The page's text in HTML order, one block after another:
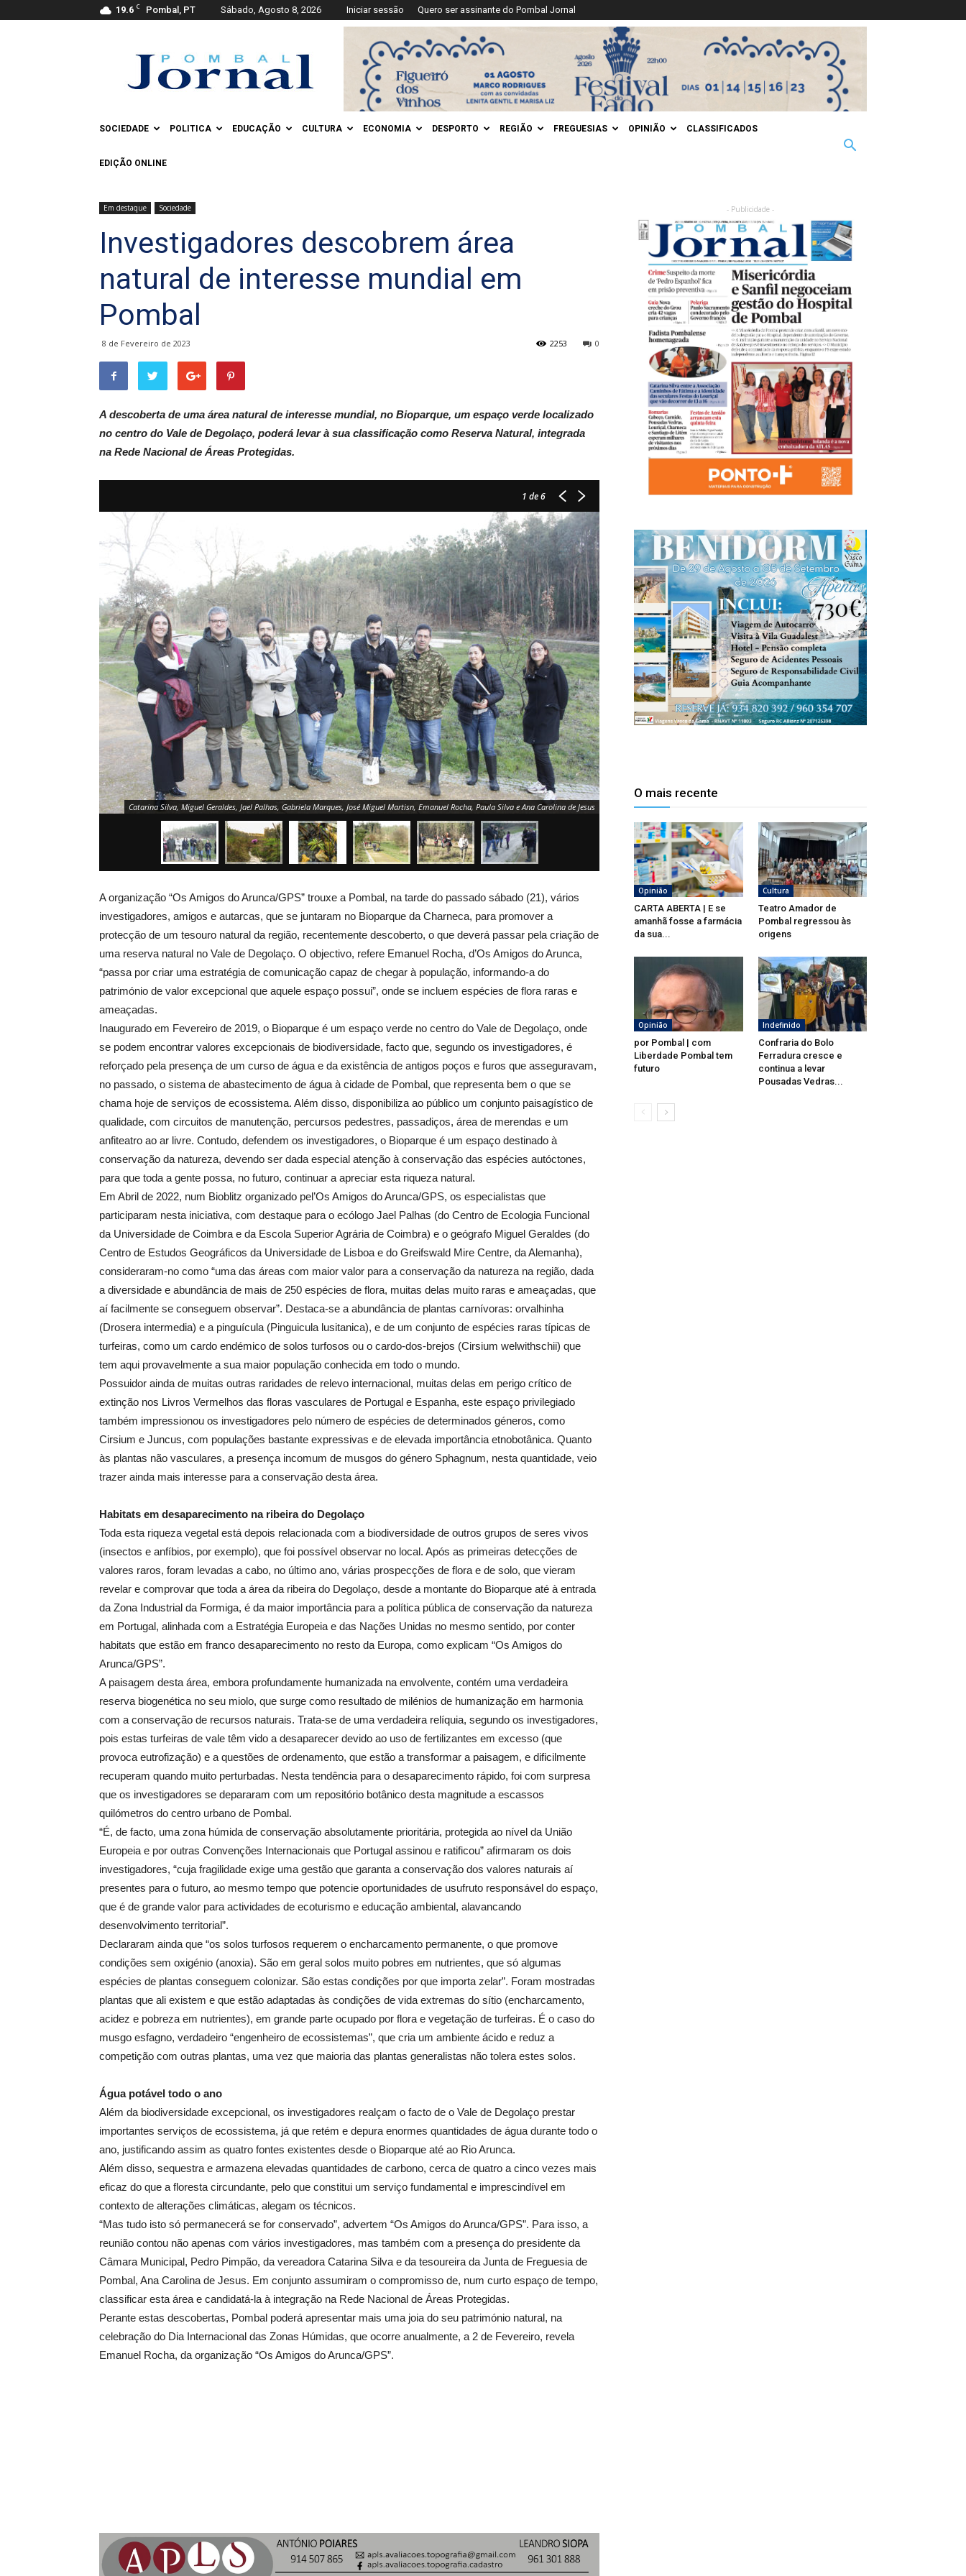
19.6 C Pombal, PT Sábado, Agosto 8, 2026 Iniciar sessão Quero ser assinante do Pombal Jornal
Jornal
SOCIEDADE POLITICA EDUCAÇÃO CULTURA ECONOMIA DESPORTO REGIÃO FREGUESIAS OPINIÃO CLASSIFICADOS
EDIÇÃO ONLINE
Em destaque Sociedade
Investigadores descobrem área
natural de interesse mundial em
Pombal
8 de Fevereiro de 2023 0
2253
A descoberta de uma área natural de interesse mundial, no Bioparque, um espaço verde localizado
no centro do Vale de Degolaço, poderá levar à sua classificação como Reserva Natural, integrada
na Rede Nacional de Áreas Protegidas.
1 de 6
Catarina Silva, Miguel Geraldes, Jael Palhas, Gabriela Marques, José Miguel Martisn, Emanuel Rocha, Paula Silva e Ana Carolina de Jesus
A organização “Os Amigos do Arunca/GPS” trouxe a Pombal, na tarde do passado sábado (21), vários
investigadores, amigos e autarcas, que se juntaram no Bioparque da Charneca, para promover a
protecção de um tesouro natural da região, recentemente descoberto, o que deverá passar pela criação de
uma reserva natural no Vale de Degolaço. O objectivo, refere Emanuel Rocha, d’Os Amigos do Arunca,
“passa por criar uma estratégia de comunicação capaz de chegar à população, informando-a do
património de valor excepcional que aquele espaço possui”, onde se incluem espécies de flora raras e
ameaçadas.
Inaugurado em Fevereiro de 2019, o Bioparque é um espaço verde no centro do Vale de Degolaço, onde
se podem encontrar valores excepcionais de biodiversidade, facto que, segundo os investigadores, é
reforçado pela presença de um curso de água e da existência de antigos poços e furos que asseguravam,
no passado, o sistema de abastecimento de água à cidade de Pombal, que representa bem o que se
chama hoje de serviços de ecossistema. Além disso, disponibiliza ao público um conjunto paisagístico de
qualidade, com circuitos de manutenção, percursos pedestres, passadiços, área de merendas e um
anfiteatro ao ar livre. Contudo, defendem os investigadores, o Bioparque é um espaço destinado à
conservação da natureza, devendo ser dada especial atenção à conservação das espécies autóctones,
para que toda a gente possa, no futuro, continuar a apreciar esta riqueza natural.
Em Abril de 2022, num Bioblitz organizado pel’Os Amigos do Arunca/GPS, os especialistas que
participaram nesta iniciativa, com destaque para o ecólogo Jael Palhas (do Centro de Ecologia Funcional
da Universidade de Coimbra e da Escola Superior Agrária de Coimbra) e o geógrafo Miguel Geraldes (do
Centro de Estudos Geográficos da Universidade de Lisboa e do Greifswald Mire Centre, da Alemanha),
consideraram-no como “uma das áreas com maior valor para a conservação da natureza na região, dada
a diversidade e abundância de mais de 250 espécies de flora, muitas delas muito raras e ameaçadas, que
aí facilmente se conseguem observar”. Destaca-se a abundância de plantas carnívoras: orvalhinha
(Drosera intermedia) e a pinguícula (Pinguicula lusitanica), e de um conjunto de espécies raras típicas de
turfeiras, como um cardo endémico de solos turfosos ou o cardo-dos-brejos (Cirsium welwithschii) que
tem aqui provavelmente a sua maior população conhecida em todo o mundo.
Possuidor ainda de muitas outras raridades de relevo internacional, muitas delas em perigo crítico de
extinção nos Livros Vermelhos das floras vasculares de Portugal e Espanha, este espaço privilegiado
também impressionou os investigadores pelo número de espécies de determinados géneros, como
Cirsium e Juncus, com populações bastante expressivas e de elevada importância etnobotânica. Quanto
às plantas não vasculares, a presença incomum de musgos do género Sphagnum, nesta quantidade, veio
trazer ainda mais interesse para a conservação desta área.
Habitats em desaparecimento na ribeira do Degolaço
Toda esta riqueza vegetal está depois relacionada com a biodiversidade de outros grupos de seres vivos
(insectos e anfíbios, por exemplo), que foi possível observar no local. Após as primeiras detecções de
valores raros, foram levadas a cabo, no último ano, várias prospecções de flora e de solo, que vieram
revelar e comprovar que toda a área da ribeira do Degolaço, desde a montante do Bioparque até à entrada
da Zona Industrial da Formiga, é da maior importância para a política pública de conservação da natureza
em Portugal, alinhada com a Estratégia Europeia e das Nações Unidas no mesmo sentido, por conter
habitats que estão em franco desaparecimento no resto da Europa, como explicam “Os Amigos do
Arunca/GPS”.
A paisagem desta área, embora profundamente humanizada na envolvente, contém uma verdadeira
reserva biogenética no seu miolo, que surge como resultado de milénios de humanização em harmonia
com a conservação de recursos naturais. Trata-se de uma verdadeira relíquia, segundo os investigadores,
pois estas turfeiras de vale têm vido a desaparecer devido ao uso de fertilizantes em excesso (que
provoca eutrofização) e a questões de ordenamento, que estão a transformar a paisagem, e dificilmente
recuperam quando muito perturbadas. Nesta tendência para o desaparecimento rápido, foi com surpresa
que os investigadores se depararam com um repositório botânico desta magnitude a escassos
quilómetros do centro urbano de Pombal.
“É, de facto, uma zona húmida de conservação absolutamente prioritária, protegida ao nível da União
Europeia e por outras Convenções Internacionais que Portugal assinou e ratificou” afirmaram os dois
investigadores, “cuja fragilidade exige uma gestão que garanta a conservação dos valores naturais aí
presentes para o futuro, ao mesmo tempo que potencie oportunidades de usufruto responsável do espaço,
que é de grande valor para actividades de ecoturismo e educação ambiental, alavancando
desenvolvimento territorial”.
Declararam ainda que “os solos turfosos requerem o encharcamento permanente, o que promove
condições sem oxigénio (anoxia). São em geral solos muito pobres em nutrientes, que só algumas
espécies de plantas conseguem colonizar. São estas condições por que importa zelar”. Foram mostradas
plantas que ali existem e que estão adaptadas às condições de vida extremas do sítio (encharcamento,
acidez e pobreza em nutrientes), em grande parte ocupado por flora e vegetação de turfeiras. É o caso do
musgo esfagno, verdadeiro “engenheiro de ecossistemas”, que cria um ambiente ácido e reduz a
competição com outras plantas, uma vez que maioria das plantas generalistas não tolera estes solos.
Água potável todo o ano
Além da biodiversidade excepcional, os investigadores realçam o facto de o Vale de Degolaço prestar
importantes serviços de ecossistema, já que retém e depura enormes quantidades de água durante todo o
ano, justificando assim as quatro fontes existentes desde o Bioparque até ao Rio Arunca.
Além disso, sequestra e armazena elevadas quantidades de carbono, cerca de quatro a cinco vezes mais
eficaz do que a floresta circundante, pelo que constitui um serviço fundamental e imprescindível em
contexto de alterações climáticas, alegam os técnicos.
“Mas tudo isto só permanecerá se for conservado”, advertem “Os Amigos do Arunca/GPS”. Para isso, a
reunião contou não apenas com vários investigadores, mas também com a presença do presidente da
Câmara Municipal, Pedro Pimpão, da vereadora Catarina Silva e da tesoureira da Junta de Freguesia de
Pombal, Ana Carolina de Jesus. Em conjunto assumiram o compromisso de, num curto espaço de tempo,
classificar esta área e candidatá-la à integração na Rede Nacional de Áreas Protegidas.
Perante estas descobertas, Pombal poderá apresentar mais uma joia do seu património natural, na
celebração do Dia Internacional das Zonas Húmidas, que ocorre anualmente, a 2 de Fevereiro, revela
Emanuel Rocha, da organização “Os Amigos do Arunca/GPS”.
- Publicidade -
O mais recente
Opinião
CARTA ABERTA | E se
amanhã fosse a farmácia
da sua...
Cultura
Teatro Amador de
Pombal regressou às
origens
Opinião
por Pombal | com
Liberdade Pombal tem
futuro
Indefinido
Confraria do Bolo
Ferradura cresce e
continua a levar
Pousadas Vedras...